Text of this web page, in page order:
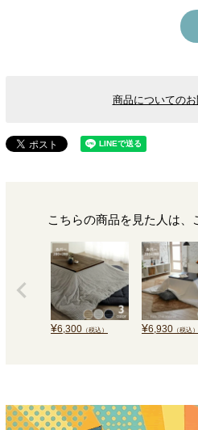
商品についての
こちらの商品を見た人は、
¥6,300 （税込） ¥6,930 （税込）